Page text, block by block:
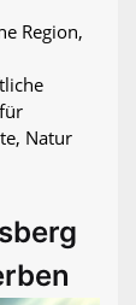
Region,
Natur